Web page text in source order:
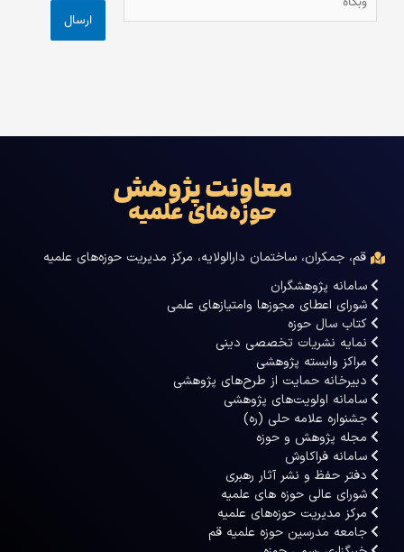
معاونت پژوهش
حوزه‌های علمیه
قم، جمکران، ساختمان دارالولایه، مرکز مدیریت حوزه‌های علمیه
سامانه پژوهشگران
شورای اعطای مجوزها وامتیازهای علمی
کتاب سال حوزه
نمایه نشریات تخصصی دینی
مراکز وابسته پژوهشی
دبیرخانه حمایت از طرح‌های پژوهشی
سامانه اولویت‌های پژوهشی
جشنواره علامه حلی (ره)
مجله پژوهش و حوزه
سامانه فراکاوش
دفتر حفظ و نشر آثار رهبری
شورای عالی حوزه های علمیه
مرکز مدیریت حوزه‌های علمیه
جامعه مدرسین حوزه علمیه قم